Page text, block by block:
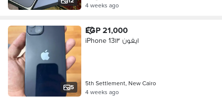
4 weeks ago
5
EGP 21,000
iPhone 13ايفون ١٣
5th Settlement, New Cairo
4 weeks ago